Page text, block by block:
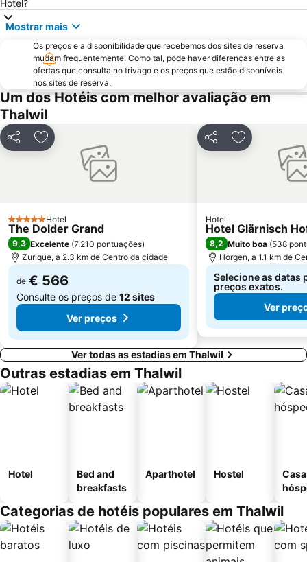
Pilatus
Seefeld
Street Parade
Wipkingen
Sportbahnen Atzmännig
Verkehrshaus
Lake Lucerne
Hotel?
Mostrar mais
Os preços e a disponibilidade que recebemos dos sites de reserva
mudam frequentemente. Como tal, pode haver diferenças entre as
ofertas que consulta no trivago e os preços que estão disponíveis
nos sites de reserva.
Um dos Hotéis com melhor avaliação em
Thalwil
PartilharAdicionar aos favoritos
5 EstrelasHotel
The Dolder Grand
9,3 Excelente (7.210 pontuações)
Zurique, a 2.3 km de Centro da cidade
de € 566
Consulte os preços de 12 sites
Ver preços
PartilharAdicionar
Hotel
Hotel Glärnisch
8,2 Muito boa (538
Horgen, a 1.1 km de
Selecione as datas
preços exatos.
Ver
Ver todas as estadias em Thalwil
Outras estadias em Thalwil
Hotel
Bed and
breakfasts
Aparthotel Hostel
Categorias de hotéis populares em Thalwil